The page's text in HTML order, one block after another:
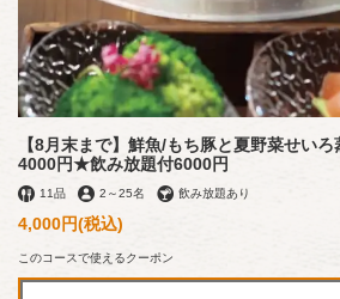
【8月末まで】鮮魚/もち豚と夏野菜せいろ
4000円★飲み放題付6000円
11品 2 ～25名 飲み放題あり
4,000円(税込)
このコースで使えるクーポン